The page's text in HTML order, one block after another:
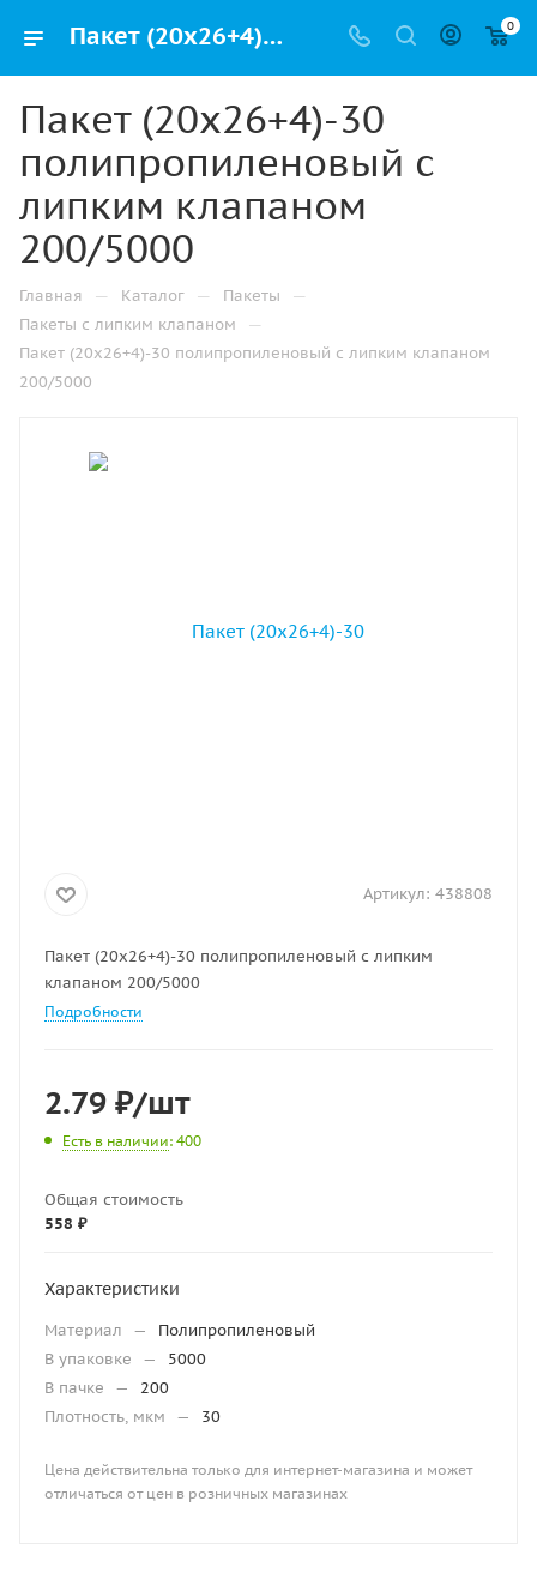
Пакет (20х26+4)-30 полипропиленовый с липким клапаном 200/5000 купить в Ижевске с доставкой оптом и в розницу 0
Пакет (20х26+4)-30
полипропиленовый с
липким клапаном
200/5000
Главная — Каталог — Пакеты —
Пакеты с липким клапаном —
Пакет (20х26+4)-30 полипропиленовый с липким клапаном
200/5000
Артикул: 438808
Пакет (20х26+4)-30 полипропиленовый с липким
клапаном 200/5000
Подробности
2.79 ₽/шт
Есть в наличии: 400
Общая стоимость
558 ₽
Характеристики
Материал —
Полипропиленовый
В упаковке
—
5000
В пачке
—
200
Плотность, мкм
— 30
Цена действительна только для интернет-магазина и может
отличаться от цен в розничных магазинах